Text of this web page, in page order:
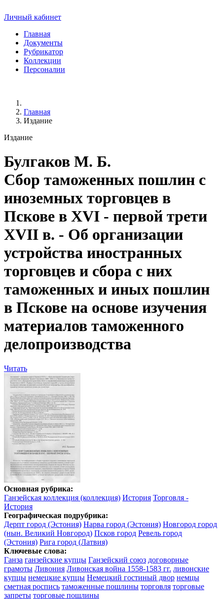
Личный кабинет
Главная
Документы
Рубрикатор
Коллекции
Персоналии
Главная
Издание
Издание
Булгаков М. Б.
Сбор таможенных пошлин с
иноземных торговцев в
Пскове в XVI - первой трети
XVII в. - Об организации
устройства иностранных
торговцев и сбора с них
таможенных и иных пошлин
в Пскове на основе изучения
материалов таможенного
делопроизводства
Читать
Основная рубрика:
Ганзейская коллекция (коллекция) Истоpия Торговля -
История
Географическая подрубрика:
Дерпт город (Эстония) Нарва город (Эстония) Новгород город
(нын. Великий Новгород) Псков город Ревель город
(Эстония) Рига город (Латвия)
Ключевые слова:
Ганза ганзейские купцы Ганзейский союз договорные
грамоты Ливония Ливонская война 1558-1583 гг. ливонские
купцы немецкие купцы Немецкий гостиный двор немцы
сметная роспись таможенные пошлины торговля торговые
запреты торговые пошлины